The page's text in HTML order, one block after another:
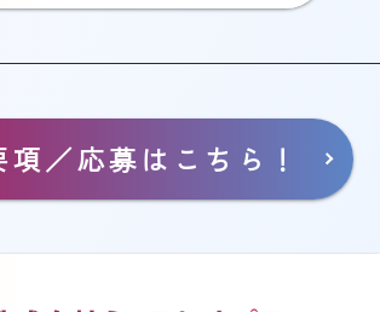
項／応募はこちら！